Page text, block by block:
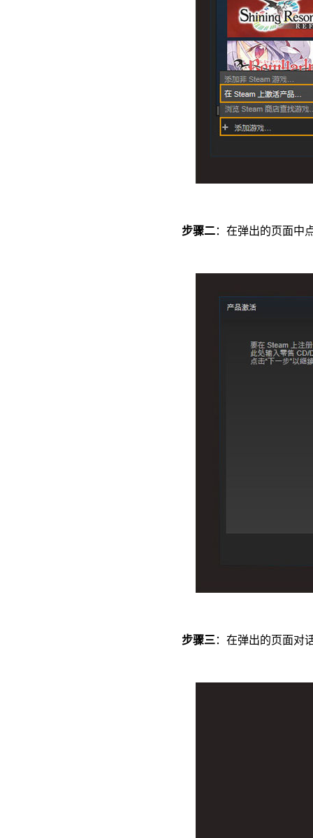
步骤二：在弹出的页面中
步骤三：在弹出的页面对